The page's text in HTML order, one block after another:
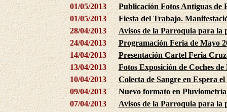
01/05/2013
Publicación Fotos Antiguas de
01/05/2013
Fiesta del Trabajo.
28/04/2013
Avisos de la Parroquia para la
24/04/2013
Programación Feria de Mayo
14/04/2013
Presentación Cartel Feria
13/04/2013
Fotos Exposición de Coches de
10/04/2013
Colecta de Sangre en Espera
09/04/2013
Nuevo formato en
07/04/2013
Avisos de la Parroquia para la